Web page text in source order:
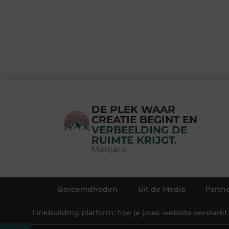
DE PLEK WAAR
CREATIE BEGINT EN
VERBEELDING DE
RUIMTE KRIJGT.
Manjaro
Beroemdheden Uit de Media
Linkbuilding platform: hoe je jouw website